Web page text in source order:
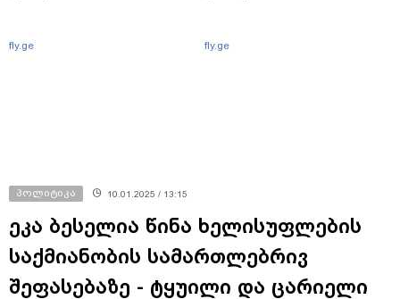
fly.ge fly.ge
პოლიტიკა 10.01.2025 / 13:15
ეკა ბესელია წინა ხელისუფლების
საქმიანობის სამართლებრივ
შეფასებაზე - ტყუილი და ცარიელი